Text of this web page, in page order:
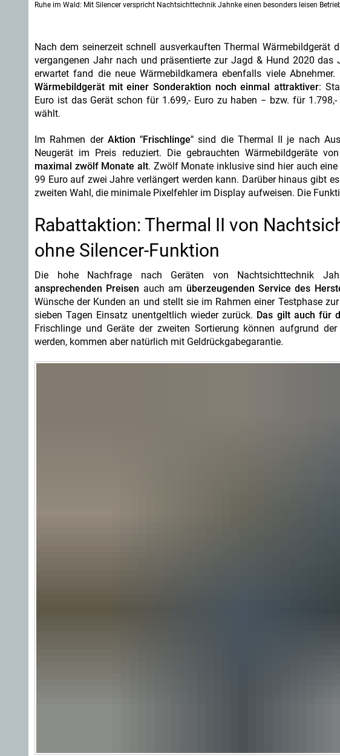
Ruhe im Wald: Mit Silencer verspricht Nachtsichttechnik Jahnke einen besonders leisen
Nach dem seinerzeit schnell ausverkauften Thermal Wärmebildgerät
vergangenen Jahr nach und präsentierte zur Jagd & Hund 2020 das
erwartet fand die neue Wärmebildkamera ebenfalls viele Abnehmer.
Wärmebildgerät mit einer Sonderaktion noch einmal attraktiver:
Euro ist das Gerät schon für 1.699,- Euro zu haben − bzw. für
wählt.
Im Rahmen der Aktion "Frischlinge" sind die Thermal II je nach
Neugerät im Preis reduziert. Die gebrauchten Wärmebildgeräte
maximal zwölf Monate alt. Zwölf Monate inklusive sind hier auch
99 Euro auf zwei Jahre verlängert werden kann. Darüber hinaus gibt
zweiten Wahl, die minimale Pixelfehler im Display aufweisen. Die
Rabattaktion: Thermal II von
ohne Silencer-Funktion
Die hohe Nachfrage nach Geräten von Nachtsichttechnik
ansprechenden Preisen auch am überzeugenden Service des
Wünsche der Kunden an und stellt sie im Rahmen einer Testphase
sieben Tagen Einsatz unentgeltlich wieder zurück. Das gilt auch für
Frischlinge und Geräte der zweiten Sortierung können aufgrund
werden, kommen aber natürlich mit Geldrückgabegarantie.